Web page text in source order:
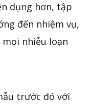
dụng hơn, tập
đến nhiệm vụ,
nhiễu loạn
trước đó với